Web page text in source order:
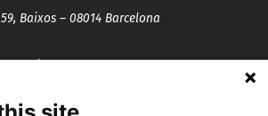
Baixos – 08014 Barcelona